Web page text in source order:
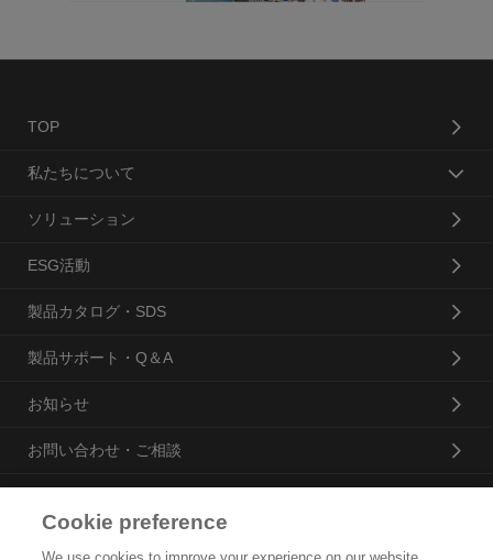
TOP
私たちについて
ソリューション
ESG活動
製品カタログ・SDS
製品サポート・Q＆A
お知らせ
お問い合わせ・ご相談
Cookie preference